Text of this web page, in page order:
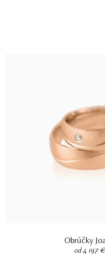
Obrúčky
od 4 197 €